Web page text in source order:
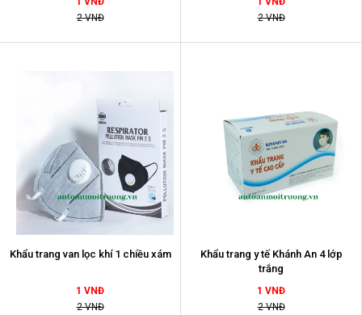
2 VNĐ
2 VNĐ
Khẩu trang van lọc khí 1 chiều xám
1 VNĐ
2 VNĐ
Khẩu trang y tế Khánh An 4 lớp
trắng
1 VNĐ
2 VNĐ